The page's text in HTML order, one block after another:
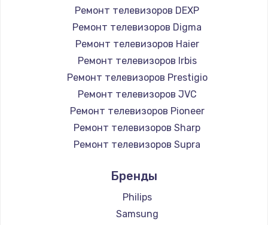
Замена микросхемы NFC
1100 руб.
Заказать
Замена шим-контроллера
3900 руб.
Заказать
1030 руб.
Заказать
Ремонт телевизоров DEXP
Ремонт телевизоров Digma
Ремонт телевизоров Haier
Ремонт телевизоров Irbis
Ремонт телевизоров Prestigio
Ремонт телевизоров JVC
Ремонт телевизоров Pioneer
Ремонт телевизоров Sharp
Ремонт телевизоров Supra
Ремонт телевизоров Hisense
Ремонт телевизоров Daewoo
Ремонт телевизоров Centek
Бренды
Philips
Samsung